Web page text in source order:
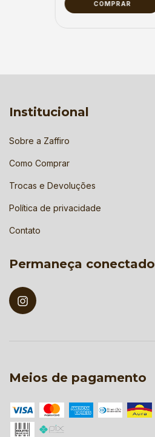
Institucional
Sobre a Zaffiro
Como Comprar
Trocas e Devoluções
Política de privacidade
Contato
Permaneça conectado
Meios de pagamento